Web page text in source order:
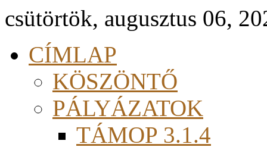
csütörtök, augusztus 06,
CÍMLAP
KÖSZÖNTŐ
PÁLYÁZATOK
TÁMOP 3.1.4